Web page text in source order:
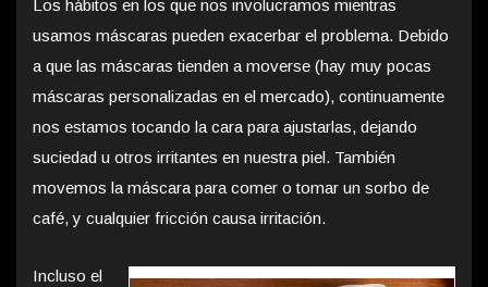
Los hábitos en los que nos involucramos mientras
usamos máscaras pueden exacerbar el problema. Debido
a que las máscaras tienden a moverse (hay muy pocas
máscaras personalizadas en el mercado), continuamente
nos estamos tocando la cara para ajustarlas, dejando
suciedad u otros irritantes en nuestra piel. También
movemos la máscara para comer o tomar un sorbo de
café, y cualquier fricción causa irritación.
Incluso el